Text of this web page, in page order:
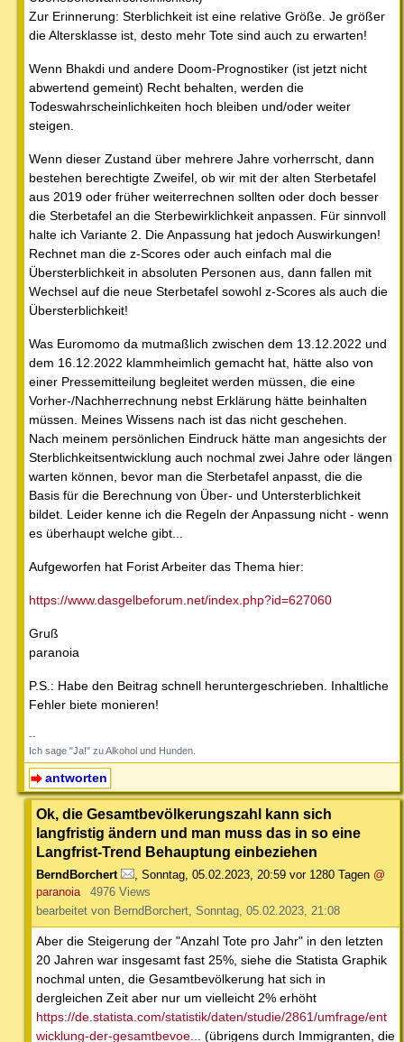
Zur Erinnerung: Sterblichkeit ist eine relative Größe. Je größer
die Altersklasse ist, desto mehr Tote sind auch zu erwarten!
Wenn Bhakdi und andere Doom-Prognostiker (ist jetzt nicht
abwertend gemeint) Recht behalten, werden die
Todeswahrscheinlichkeiten hoch bleiben und/oder weiter
steigen.
Wenn dieser Zustand über mehrere Jahre vorherrscht, dann
bestehen berechtigte Zweifel, ob wir mit der alten Sterbetafel
aus 2019 oder früher weiterrechnen sollten oder doch besser
die Sterbetafel an die Sterbewirklichkeit anpassen. Für sinnvoll
halte ich Variante 2. Die Anpassung hat jedoch Auswirkungen!
Rechnet man die z-Scores oder auch einfach mal die
Übersterblichkeit in absoluten Personen aus, dann fallen mit
Wechsel auf die neue Sterbetafel sowohl z-Scores als auch die
Übersterblichkeit!
Was Euromomo da mutmaßlich zwischen dem 13.12.2022 und
dem 16.12.2022 klammheimlich gemacht hat, hätte also von
einer Pressemitteilung begleitet werden müssen, die eine
Vorher-/Nachherrechnung nebst Erklärung hätte beinhalten
müssen. Meines Wissens nach ist das nicht geschehen.
Nach meinem persönlichen Eindruck hätte man angesichts der
Sterblichkeitsentwicklung auch nochmal zwei Jahre oder längen
warten können, bevor man die Sterbetafel anpasst, die die
Basis für die Berechnung von Über- und Untersterblichkeit
bildet. Leider kenne ich die Regeln der Anpassung nicht - wenn
es überhaupt welche gibt...
Aufgeworfen hat Forist Arbeiter das Thema hier:
https://www.dasgelbeforum.net/index.php?id=627060
Gruß
paranoia
P.S.: Habe den Beitrag schnell heruntergeschrieben. Inhaltliche
Fehler biete monieren!
--
Ich sage "Ja!" zu Alkohol und Hunden.
antworten
Ok, die Gesamtbevölkerungszahl kann sich
langfristig ändern und man muss das in so eine
Langfrist-Trend Behauptung einbeziehen
BerndBorchert Sonntag, 05.02.2023, 20:59 vor 1280 Tagen @
paranoia
4976 Views
bearbeitet von BerndBorchert, Sonntag, 05.02.2023, 21:08
Aber die Steigerung der "Anzahl Tote pro Jahr" in den letzten
20 Jahren war insgesamt fast 25%, siehe die Statista Graphik
nochmal unten, die Gesamtbevölkerung hat sich in
dergleichen Zeit aber nur um vielleicht 2% erhöht
https://de.statista.com/statistik/daten/studie/2861/umfrage/ent
wicklung-der-gesamtbevoe...
(übrigens durch Immigranten, die